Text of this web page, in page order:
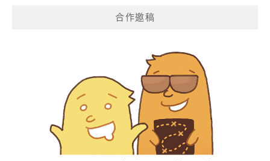
合作邀稿